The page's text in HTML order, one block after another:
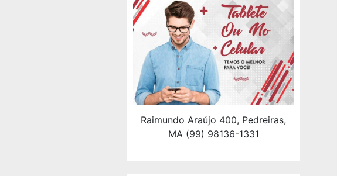
Raimundo Araújo 400, Pedreiras,
MA (99) 98136-1331